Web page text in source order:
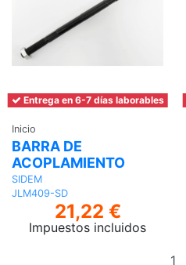
Entrega en 6-7 días laborables
Inicio
BARRA DE
ACOPLAMIENTO
SIDEM
JLM409-SD
21,22 €
Impuestos incluidos